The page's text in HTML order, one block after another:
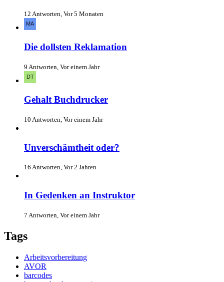
12 Antworten, Vor 5 Monaten
Die dollsten Reklamation
9 Antworten, Vor einem Jahr
Gehalt Buchdrucker
10 Antworten, Vor einem Jahr
Unverschämtheit oder?
16 Antworten, Vor 2 Jahren
In Gedenken an Instruktor
7 Antworten, Vor einem Jahr
Tags
Arbeitsvorbereitung
AVOR
barcodes